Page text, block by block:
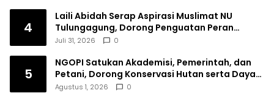
4
Laili Abidah Serap Aspirasi Muslimat NU
Tulungagung, Dorong Penguatan Peran
Perempuan
Juli 31, 2026 0
5
NGOPI Satukan Akademisi, Pemerintah, dan
Petani, Dorong Konservasi Hutan serta Daya
Saing Kopi Tulungagung
Agustus 1, 2026 0